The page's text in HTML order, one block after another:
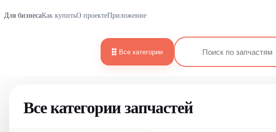
Для бизнесаКак купитьО проектеПриложение
Все категории
Все категории запчастей